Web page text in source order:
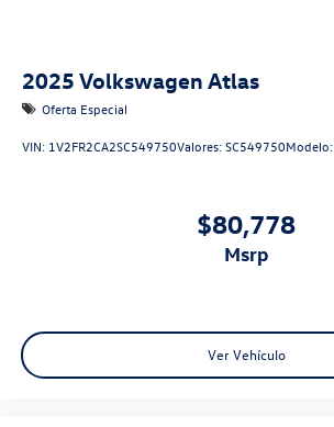
2025 Volkswagen Atlas
Oferta Especial
VIN: 1V2FR2CA2SC549750Valores:SC549750Modelo:
$80,778
msrp
Ver Vehículo